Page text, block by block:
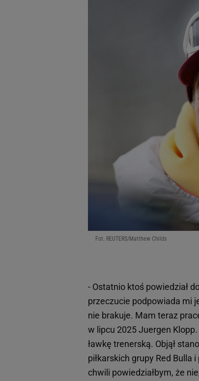
Fot. REUTERS/Matthew Childs
- Ostatnio ktoś powiedział
przeczucie podpowiada mi
nie brakuje. Mam teraz
w lipcu 2025 Juergen
ławkę trenerską. Objął
piłkarskich grupy Red
chwili powiedziałbym, że